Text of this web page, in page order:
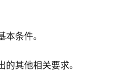
本条件。
的其他相关要求。